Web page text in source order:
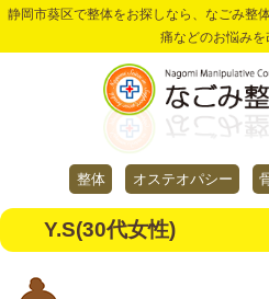
静岡市葵区で整体をお探しなら、なごみ整
痛などのお悩み
整体 オステオパシー
Y.S(30代女性)